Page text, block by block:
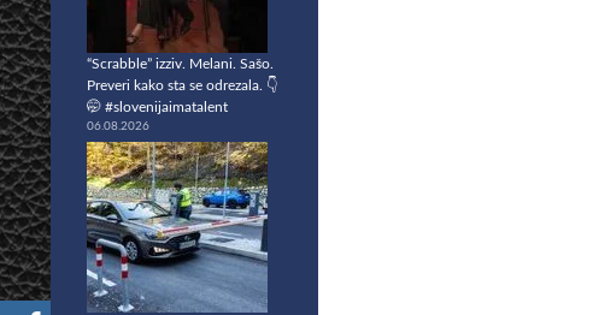
“Scrabble” izziv. Melani. Sašo.
Preveri kako sta se odrezala. 👇
🤭 #slovenijaimatalent
06.08.2026